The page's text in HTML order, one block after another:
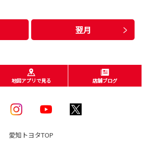
翌月
地図アプリで見る 店舗ブログ
愛知トヨタTOP